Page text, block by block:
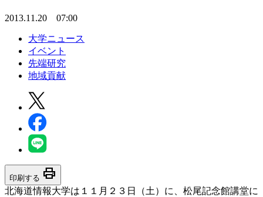
2013.11.20 07:00
大学ニュース
イベント
先端研究
地域貢献
印刷する print
北海道情報大学は１１月２３日（土）に、松尾記念館講堂に